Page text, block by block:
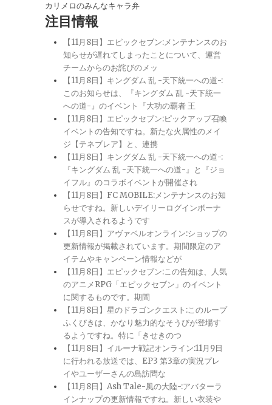
カリメロのみんなキャラ弁
注目情報
【11月8日】エピックセブン:メンテナンスのお
知らせが遅れてしまったことについて、運営
チームからのお詫びのメッ
【11月8日】キングダム 乱 -天下統一への道-:
このお知らせは、『キングダム 乱 -天下統一
への道-』のイベント『大功の覇者 王
【11月8日】エピックセブン:ピックアップ召喚
イベントの告知ですね。新たな火属性のメイ
ジ【テネブレア】と、連携
【11月8日】キングダム 乱 -天下統一への道-:
『キングダム 乱 -天下統一への道-』と『ジョ
イフル』のコラボイベントが開催され
【11月8日】FC MOBILE:メンテナンスのお知
らせですね。新しいデイリーログインボーナ
スが導入されるようです
【11月8日】アヴァベルオンライン:ショップの
更新情報が掲載されています。期間限定のア
イテムやキャンペーン情報などが
【11月8日】エピックセブン:この告知は、人気
のアニメRPG「エピックセブン」のイベント
に関するものです。期間
【11月8日】星のドラゴンクエスト:このループ
ふくびきは、かなり魅力的なそうびが登場す
るようですね。特に「きせきのつ
【11月8日】イルーナ戦記オンライン:11月9日
に行われる放送では、EP3 第3章の実況プレ
イやユーザーさんの島訪問な
【11月8日】Ash Tale-風の大陸-:アバターラ
インナップの更新情報ですね。新しい衣装や